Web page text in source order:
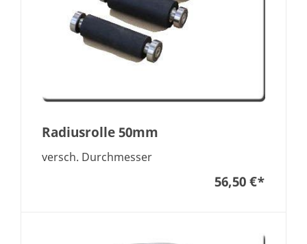
Radiusrolle 50mm
versch. Durchmesser
56,50 €*